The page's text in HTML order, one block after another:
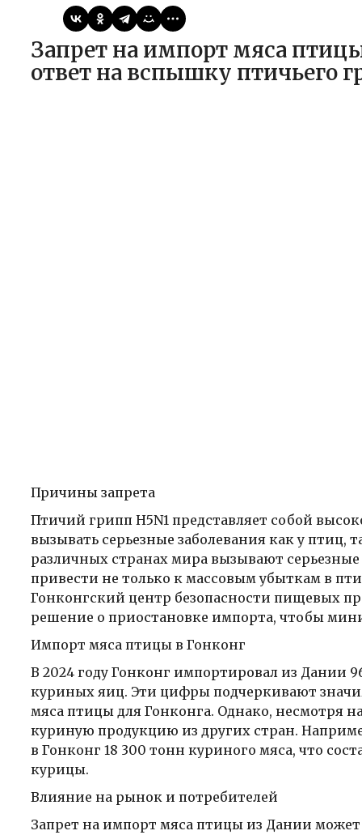
Запрет на импорт мяса птицы из Дании: меры Гонконга в
ответ на вспышку птичьего
Причины запрета
Птичий грипп H5N1 представляет собой
вызывать серьезные заболевания как у птиц,
различных странах мира вызывают
привести не только к массовым убыткам в
Гонконгский центр безопасности пищевых
решение о приостановке импорта, чтобы
Импорт мяса птицы в Гонконг
В 2024 году Гонконг импортировал из Дании
куриных яиц. Эти цифры подчеркивают
мяса птицы для Гонконга. Однако, несмотря
куриную продукцию из других стран.
в Гонконг 18 300 тонн куриного мяса, что
курицы.
Влияние на рынок и потребителей
Запрет на импорт мяса птицы из Дании